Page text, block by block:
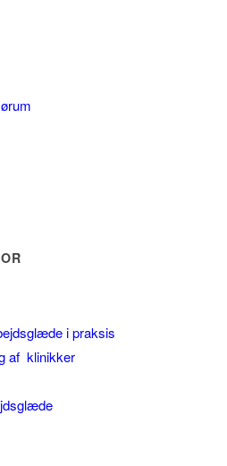
i praksis
af klinikker